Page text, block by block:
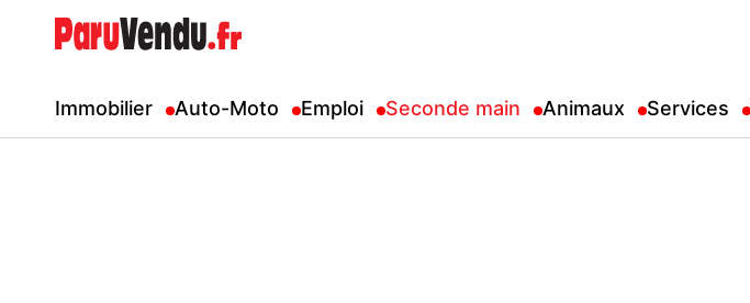
Immobilier Auto-Moto Emploi Seconde main Animaux Services